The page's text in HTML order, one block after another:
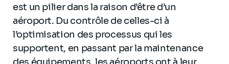
est un pilier dans la raison d’être d’un
aéroport. Du contrôle de celles-ci à
l’optimisation des processus qui les
supportent, en passant par la maintenance